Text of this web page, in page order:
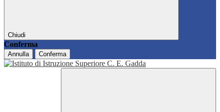
Chiudi
Conferma
Annulla Conferma